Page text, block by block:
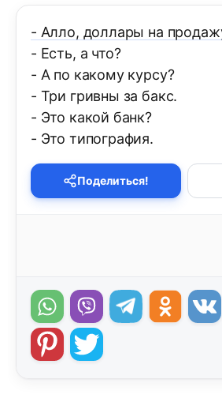
- Алло, доллары на
- Есть, а что?
- А по какому курсу?
- Три гривны за бакс.
- Это какой банк?
- Это типография.
Поделиться!